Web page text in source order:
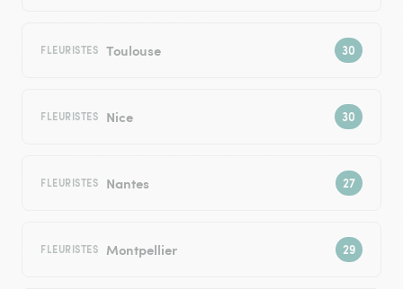
FLEURISTES Toulouse
FLEURISTES Nice
FLEURISTES Nantes
FLEURISTES Montpellier